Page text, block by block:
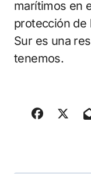
marítimos en
protección de
Sur es una
tenemos.